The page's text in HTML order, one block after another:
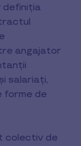
definiția
angajator
salariaţi,
forme de
colectiv de